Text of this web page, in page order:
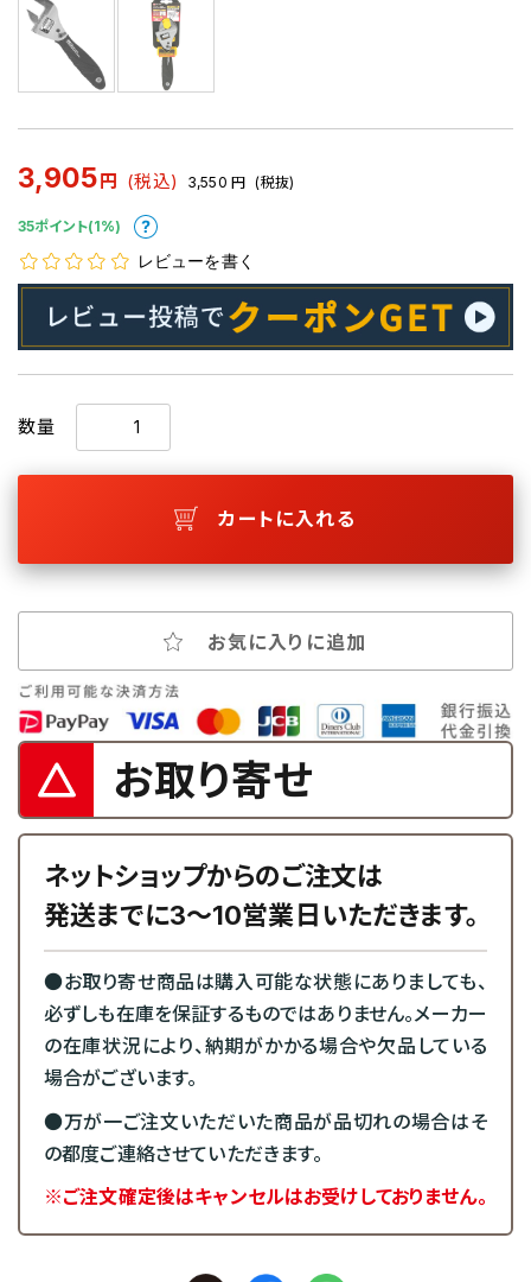
3,905 円 (税込) 3,550 円 (税抜)
35ポイント(1%)
レビューを書く
数量
カートに入れる
お気に入りに追加
お取り寄せ
ネットショップからのご注文は
発送までに3～10営業日いただきます。
●お取り寄せ商品は購入可能な状態にありましても、
必ずしも在庫を保証するものではありません。メーカー
の在庫状況により、納期がかかる場合や欠品している
場合がございます。
●万が一ご注文いただいた商品が品切れの場合はそ
の都度ご連絡させていただきます。
※ご注文確定後はキャンセルはお受けしておりません。